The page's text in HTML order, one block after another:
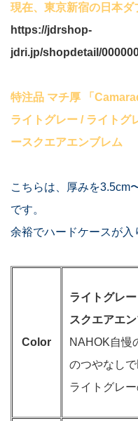
現在、東京新宿の日本ダ
https://jdrshop-
jdri.jp/shopdetail/
特注品 マチ厚 「
ライトグレー / ライトグ
ースクエアエンブレム
こちらは、厚みを3.5cm
です。
余裕でハードケースが入
Color
ライトグレ
スクエアエ
NAHOK自慢
のつやなしで
ライトグレ